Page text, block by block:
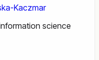
Kaczmar
science